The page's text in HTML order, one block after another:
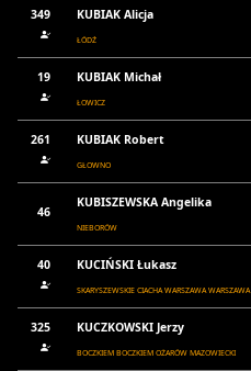
349 KUBIAK Alicja
ŁÓDŹ
19 KUBIAK Michał
ŁOWICZ
261 KUBIAK Robert
GŁOWNO
46
KUBISZEWSKA Angelika
NIEBORÓW
40 KUCIŃSKI Łukasz
SKARYSZEWSKIE CIACHA WARSZAWA WARSZAWA
325 KUCZKOWSKI Jerzy
BOCZKIEM BOCZKIEM OŻARÓW MAZOWIECKI